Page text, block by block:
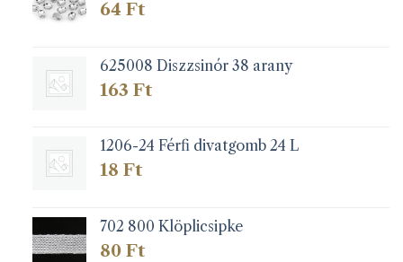
64 Ft
625008 Diszzsinór 38 arany
163 Ft
1206-24 Férfi divatgomb 24 L
18 Ft
702 800 Klöplicsipke
80 Ft